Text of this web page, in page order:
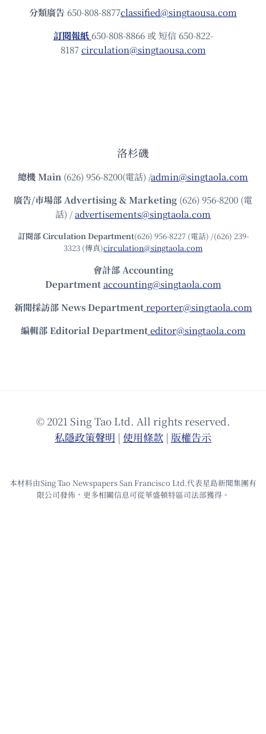
分類廣告 650-808-8877classified@singtaousa.com
訂閱報紙 650-808-8866 或 短信 650-822-
8187circulation@singtaousa.com
洛杉磯
總機Main (626) 956-8200(電話) /admin@singtaola.com
廣告/市場部Advertising & Marketing (626) 956-8200 (電
話) /advertisements@singtaola.com
訂閱部 Circulation Department(626) 956-8227 (電話) /(626) 239-
3323 (傳真)circulation@singtaola.com
會計部 Accounting
Department accounting@singtaola.com
新聞採訪部 News Department reporter@singtaola.com
編輯部 Editorial Department editor@singtaola.com
© 2021 Sing Tao Ltd. All rights reserved.
私隱政策聲明 | 使⽤條款 | 版權告⽰
本材料由Sing Tao Newspapers San Francisco Ltd.代表星島新聞集團有
限公司發佈，更多相關信息可從華盛頓特區司法部獲得。